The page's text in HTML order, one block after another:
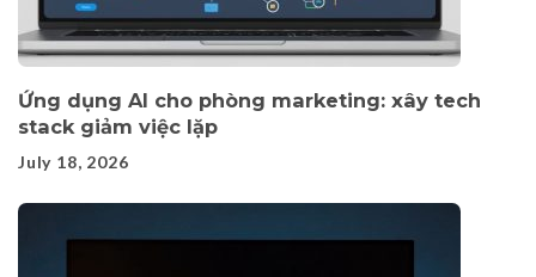
Ứng dụng AI cho phòng marketing: xây tech
stack giảm việc lặp
July 18, 2026